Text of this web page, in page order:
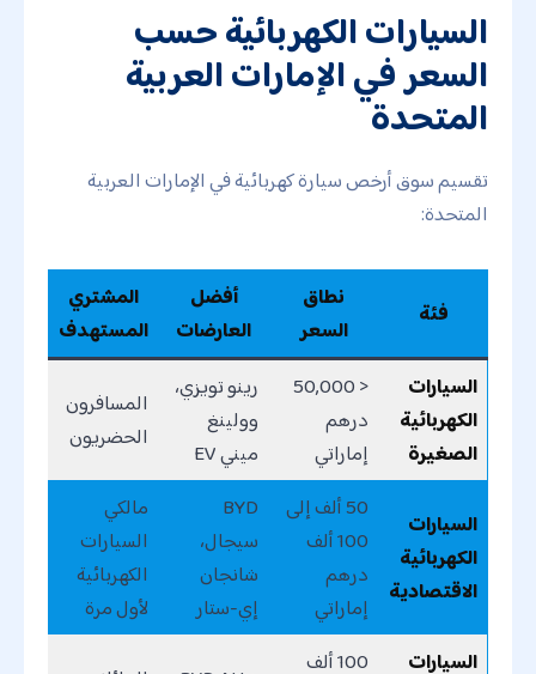
السيارات الكهربائية حسب
السعر في الإمارات العربية
المتحدة
تقسيم سوق أرخص سيارة كهربائية في الإمارات العربية
المتحدة:
فئة
نطاق
السعر
أفضل
العارضات
المشتري
المستهدف
السيارات
الكهربائية
الصغيرة
< 50,000
درهم
إماراتي
رينو تويزي،
وولينغ
ميني EV
المسافرون
الحضريون
السيارات
الكهربائية
الاقتصادية
50 ألف إلى
100 ألف
درهم
إماراتي
BYD
سيجال،
شانجان
إي-ستار
مالكي
السيارات
الكهربائية
لأول مرة
السيارات
100 ألف